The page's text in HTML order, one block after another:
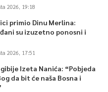
2026, 19:18
primio Dinu Merlina:
su izuzetno ponosni i
2026, 17:51
Izeta Nanića: “Pobjeda
da bit će naša Bosna i